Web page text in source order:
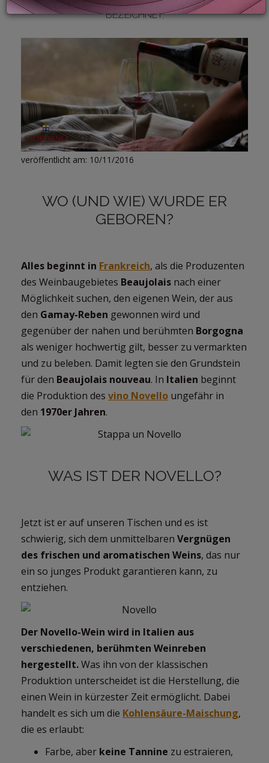
LOGIN
ER ALS “WEIN DER GERÖSTETEN ESSKASTANIEN”
BEZEICHNET.
veröffentlicht am: 10/11/2016
WO (UND WIE) WURDE ER
GEBOREN?
Alles beginnt in Frankreich, als die Produzenten
des Weinbaugebietes Beaujolais nach einer
Möglichkeit suchen, den eigenen Wein, der aus
den Gamay-Reben gewonnen wird und
gegenüber der nahen und berühmten Borgogna
als weniger hochwertig gilt, besser zu vermarkten
und zu beleben. Damit legten sie den Grundstein
für den Beaujolais nouveau. In Italien beginnt
die Produktion des vino Novello ungefähr in
den 1970er Jahren.
WAS IST DER NOVELLO?
Jetzt ist er auf unseren Tischen und es ist
schwierig, sich dem unmittelbaren Vergnügen
des frischen und aromatischen Weins, das nur
ein so junges Produkt garantieren kann, zu
entziehen.
Der Novello-Wein wird in Italien aus
verschiedenen, berühmten Weinreben
hergestellt.Was ihn von der klassischen
Produktion unterscheidet ist die Herstellung, die
einen Wein in kürzester Zeit ermöglicht. Dabei
handelt es sich um die Kohlensäure-Maischung,
die es erlaubt:
Farbe, aber keine Tannine zu estraieren,